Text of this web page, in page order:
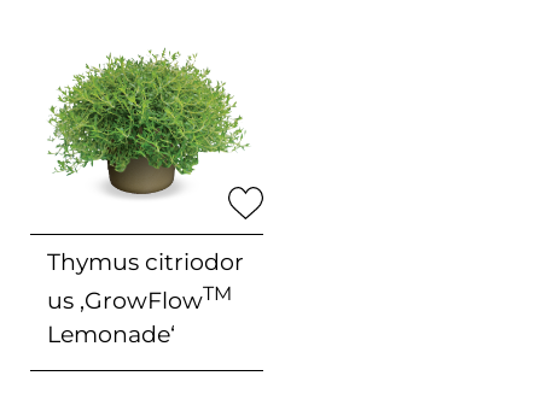
Thymus citriodor
us‚GrowFlowTM
Lemonade‘